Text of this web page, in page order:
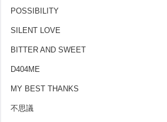
POSSIBILITY
SILENT LOVE
BITTER AND SWEET
D404ME
MY BEST THANKS
不思議